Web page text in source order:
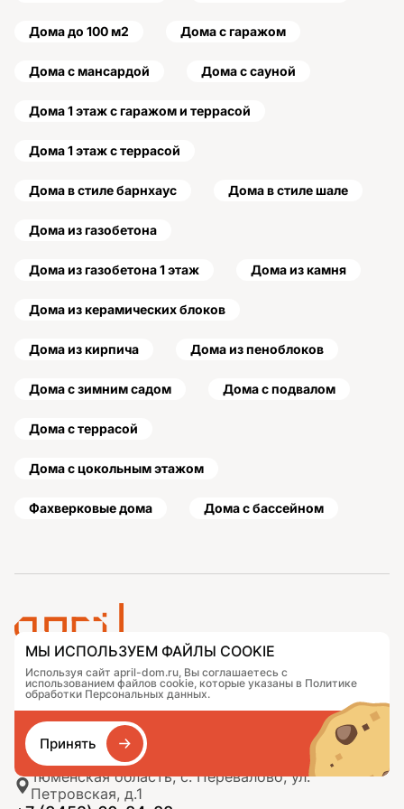
Дома до 100 м2 Дома с гаражом
Дома с мансардой Дома с сауной
Дома 1 этаж с гаражом и террасой
Дома 1 этаж с террасой
Дома в стиле барнхаус Дома в стиле шале
Дома из газобетона
Дома из газобетона 1 этаж Дома из камня
Дома из керамических блоков
Дома из кирпича Дома из пеноблоков
Дома с зимним садом Дома с подвалом
Дома с террасой
Дома с цокольным этажом
Фахверковые дома Дома с бассейном
Проекты
Подобрать дом
Портфолио
О компании
Сравнение
Контакты
Журнал
Как заказать
Тюменская область, с. Перевалово, ул.
Петровская, д.1
МЫ ИСПОЛЬЗУЕМ ФАЙЛЫ COOKIE
Используя сайт april-dom.ru, Вы соглашаетесь с
использованием файлов cookie, которые указаны в Политике
обработки Персональных данных.
Принять